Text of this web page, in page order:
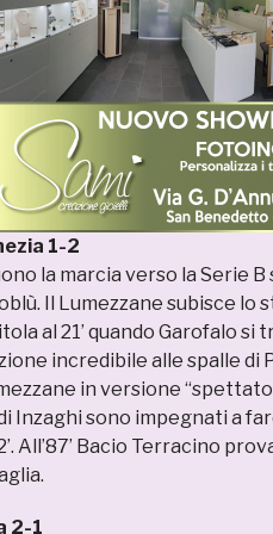
1-2
la marcia verso la Serie
Il Lumezzane subisce lo
al 21’ quando Garofalo si
incredibile alle spalle di
in versione
Inzaghi sono impegnati a
All’87’ Bacio Terracino
2-1